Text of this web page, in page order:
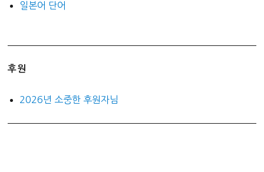
일본어 단어
후원
2026년 소중한 후원자님